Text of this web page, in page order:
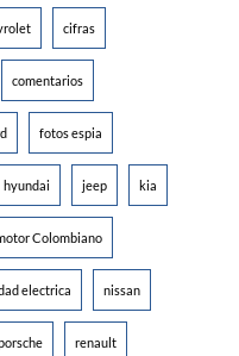
cifras
comentarios
fotos espia
hyundai jeep kia
Colombiano
electrica nissan
renault